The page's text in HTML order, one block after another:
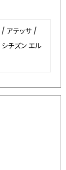
/ アテッサ /
シチズン エル